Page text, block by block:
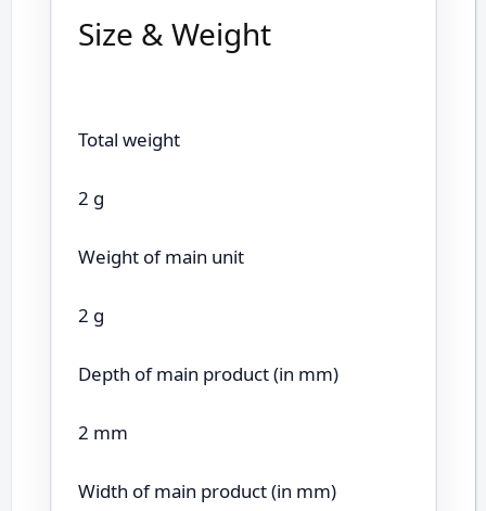
Size & Weight
Total weight
2 g
Weight of main unit
2 g
Depth of main product (in mm)
2 mm
Width of main product (in mm)